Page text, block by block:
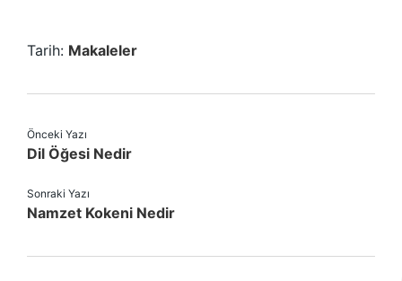
Tarih: Makaleler
Önceki Yazı
Dil Öğesi Nedir
Sonraki Yazı
Namzet Kokeni Nedir